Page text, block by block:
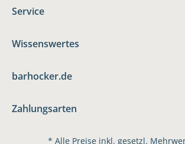
Service
Wissenswertes
barhocker.de
Zahlungsarten
* Alle Preise inkl. gesetzl.